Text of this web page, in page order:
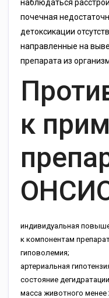
наблюдаться
почечная
детоксикации
направленные на
препарата из
к
индивидуальная
к компонентам
гиповолемия;
артериальная
состояние
масса животного менее